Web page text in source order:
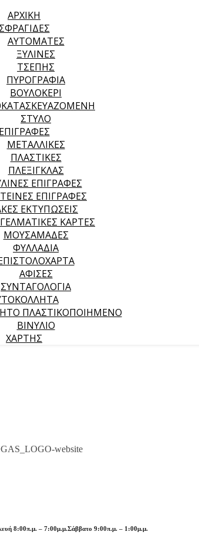
ΑΡΧΙΚΉ
ΣΦΡΑΓΙΔΕΣ
ΑΥΤΟΜΑΤΕΣ
ΞΥΛΙΝΕΣ
ΤΣΕΠΗΣ
ΠΥΡΟΓΡΑΦΙΑ
ΒΟΥΛΟΚΕΡΙ
ΣΤΥΛΟ
ΕΠΙΓΡΑΦΕΣ
ΜΕΤΑΛΛΙΚΕΣ
ΠΛΑΣΤΙΚΕΣ
ΠΛΕΞΙΓΚΛΑΣ
ΕΠΙΓΡΑΦΕΣ
ΕΠΙΓΡΑΦΕΣ
ΕΚΤΥΠΩΣΕΙΣ
ΚΑΡΤΕΣ
ΜΟΥΣΑΜΑΔΕΣ
ΦΥΛΛΑΔΙΑ
ΑΦΙΣΕΣ
ΣΥΝΤΑΓΟΛΟΓΙΑ
ΠΛΑΣΤΙΚΟΠΟΙΗΜΕΝΟ
ΒΙΝΥΛΙΟ
ΧΑΡΤΗΣ
8:00π.μ. – 7:00μ.μ.Σάββατο 9:00π.μ. – 1:00μ.μ.